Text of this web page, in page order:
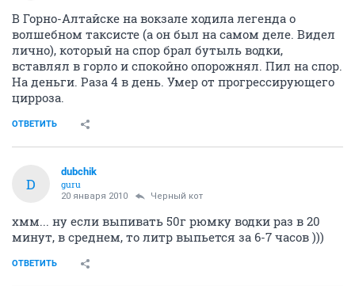
В Горно-Алтайске на вокзале ходила легенда о
волшебном таксисте (а он был на самом деле. Видел
лично), который на спор брал бутыль водки,
вставлял в горло и спокойно опорожнял. Пил на спор.
На деньги. Раза 4 в день. Умер от прогрессирующего
цирроза.
ОТВЕТИТЬ
D
dubchik
guru
20 января 2010 Черный кот
хмм... ну если выпивать 50г рюмку водки раз в 20
минут, в среднем, то литр выпьется за 6-7 часов )))
ОТВЕТИТЬ